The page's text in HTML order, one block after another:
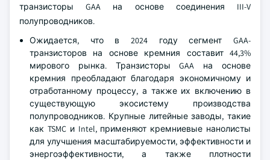
транзисторы GAA на основе соединения III-V
полупроводников.
Ожидается, что в 2024 году сегмент GAA-
транзисторов на основе кремния составит 44,3%
мирового рынка. Транзисторы GAA на основе
кремния преобладают благодаря экономичному и
отработанному процессу, а также их включению в
существующую экосистему производства
полупроводников. Крупные литейные заводы, такие
как TSMC и Intel, применяют кремниевые нанолисты
для улучшения масштабируемости, эффективности и
энергоэффективности, а также плотности